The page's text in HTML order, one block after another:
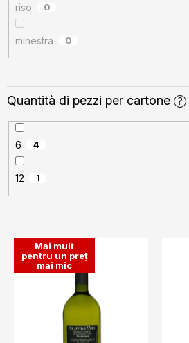
riso 0
minestra 0
Quantità di pezzi per cartone ?
6 4
12 1
L
s
Mai mult
pentru un preț
mai mic